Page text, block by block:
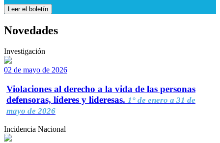
Leer el boletín
Novedades
Investigación
02 de mayo de 2026
Violaciones al derecho a la vida de las personas
defensoras, líderes y lideresas. 1° de enero a 31 de
mayo de 2026
Incidencia Nacional